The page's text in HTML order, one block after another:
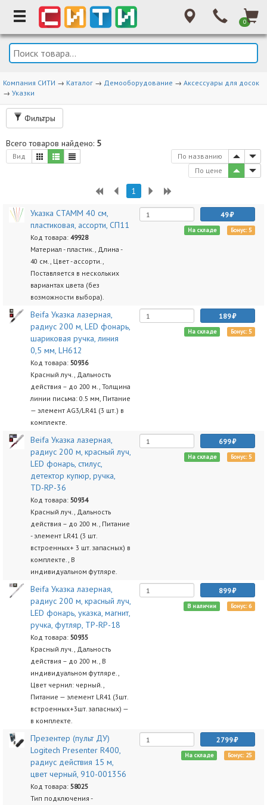
0
Компания СИТИ → Каталог → Демооборудование → Аксессуары для досок
→ Указки
Фильтры
Всего товаров найдено: 5
Вид
По названию
По цене
1
Указка СТАММ 40 см,
пластиковая, ассорти, СП11
Код товара: 49928
Материал - пластик., Длина -
40 см., Цвет - ассорти.,
Поставляется в нескольких
вариантах цвета (без
возможности выбора).
49
На складе Бонус: 5
Beifa Указка лазерная,
радиус 200 м, LED фонарь,
шариковая ручка, линия
0,5 мм, LH612
Код товара: 50936
Красный луч., Дальность
действия – до 200 м., Толщина
линии письма: 0.5 мм, Питание
— элемент AG3/LR41 (3 шт.) в
комплекте.
189
На складе Бонус: 5
Beifa Указка лазерная,
радиус 200 м, красный луч,
LED фонарь, стилус,
детектор купюр, ручка,
TD-RP-36
Код товара: 50934
Красный луч., Дальность
действия – до 200 м., Питание
- элемент LR41 (3 шт.
встроенных+ 3 шт. запасных) в
комплекте., В
индивидуальном футляре.
699
На складе Бонус: 5
Beifa Указка лазерная,
радиус 200 м, красный луч,
LED фонарь, указка, магнит,
ручка, футляр, TP-RP-18
Код товара: 50935
Красный луч., Дальность
действия – до 200 м., В
индивидуальном футляре.,
Цвет чернил: черный.,
Питание — элемент LR41 (3шт.
встроенных+3шт. запасных) —
в комплекте.
899
В наличии Бонус: 6
Презентер (пульт ДУ)
Logitech Presenter R400,
радиус действия 15 м,
цвет черный, 910-001356
Код товара: 58025
Тип подключения -
2799
На складе Бонус: 25